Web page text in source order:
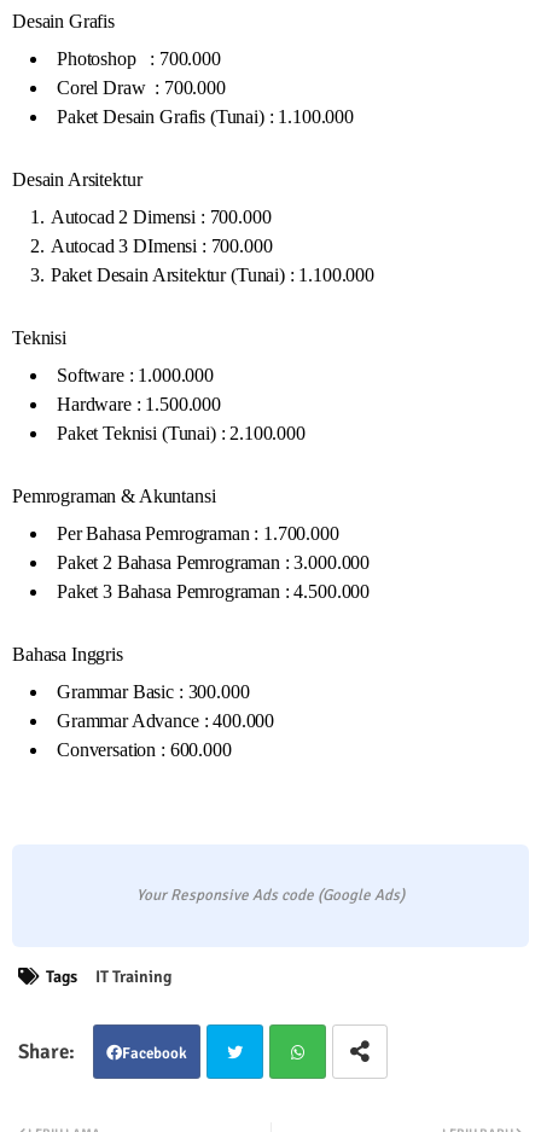
Desain Grafis
Photoshop : 700.000
Corel Draw : 700.000
Paket Desain Grafis (Tunai) : 1.100.000
Desain Arsitektur
Autocad 2 Dimensi : 700.000
Autocad 3 DImensi : 700.000
Paket Desain Arsitektur (Tunai) : 1.100.000
Teknisi
Software : 1.000.000
Hardware : 1.500.000
Paket Teknisi (Tunai) : 2.100.000
Pemrograman & Akuntansi
Per Bahasa Pemrograman : 1.700.000
Paket 2 Bahasa Pemrograman : 3.000.000
Paket 3 Bahasa Pemrograman : 4.500.000
Bahasa Inggris
Grammar Basic : 300.000
Grammar Advance : 400.000
Conversation : 600.000
Your Responsive Ads code (Google Ads)
Tags IT Training
Facebook